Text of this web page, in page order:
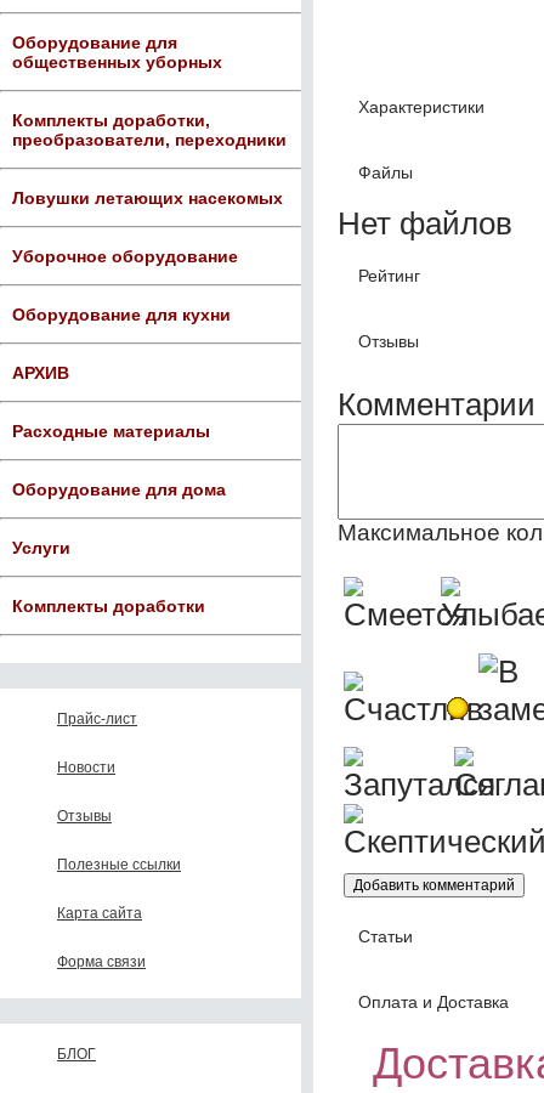
Оборудование для
общественных уборных
Комплекты доработки,
преобразователи, переходники
Ловушки летающих насекомых
Уборочное оборудование
Оборудование для кухни
АРХИВ
Расходные материалы
Оборудование для дома
Услуги
Комплекты доработки
Прайс-лист
Новости
Отзывы
Полезные ссылки
Карта сайта
Форма связи
БЛОГ
Характеристики
Файлы
Нет файлов
Рейтинг
Отзывы
Комментарии
Максимальное
Статьи
Оплата и Доставка